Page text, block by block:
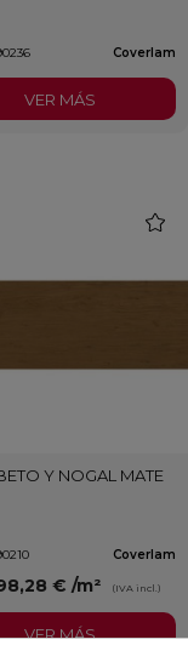
Coverlam
VER MÁS
Y NOGAL MATE
Coverlam
€ /m² (IVA incl.)
VER MÁS